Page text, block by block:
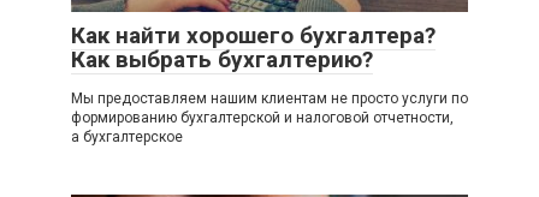
Как найти хорошего бухгалтера?
Как выбрать бухгалтерию?
Мы предоставляем нашим клиентам не просто услуги по
формированию бухгалтерской и налоговой отчетности,
а бухгалтерское